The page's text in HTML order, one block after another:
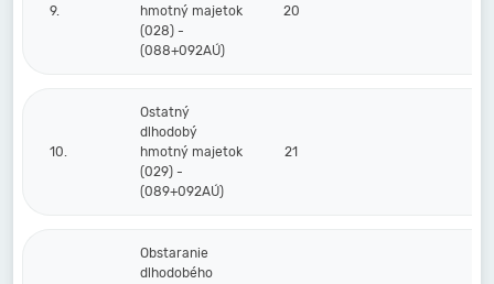
9.
hmotný majetok
(028) -
(088+092AÚ)
20
10.
Ostatný
dlhodobý
hmotný majetok
(029) -
(089+092AÚ)
21
Obstaranie
dlhodobého